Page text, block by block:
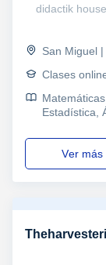
didactik
San Miguel
Clases
Estadística,
ver más